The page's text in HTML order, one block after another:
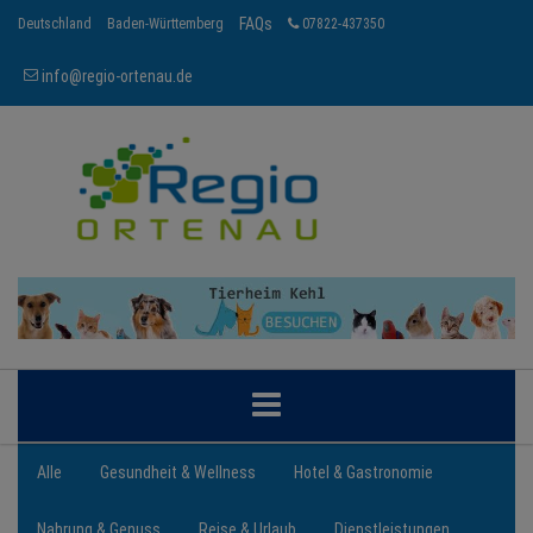
Deutschland Baden-Württemberg FAQs 07822-437350
info@regio-ortenau.de
ORTENAU
Alle Gesundheit & Wellness Hotel & Gastronomie